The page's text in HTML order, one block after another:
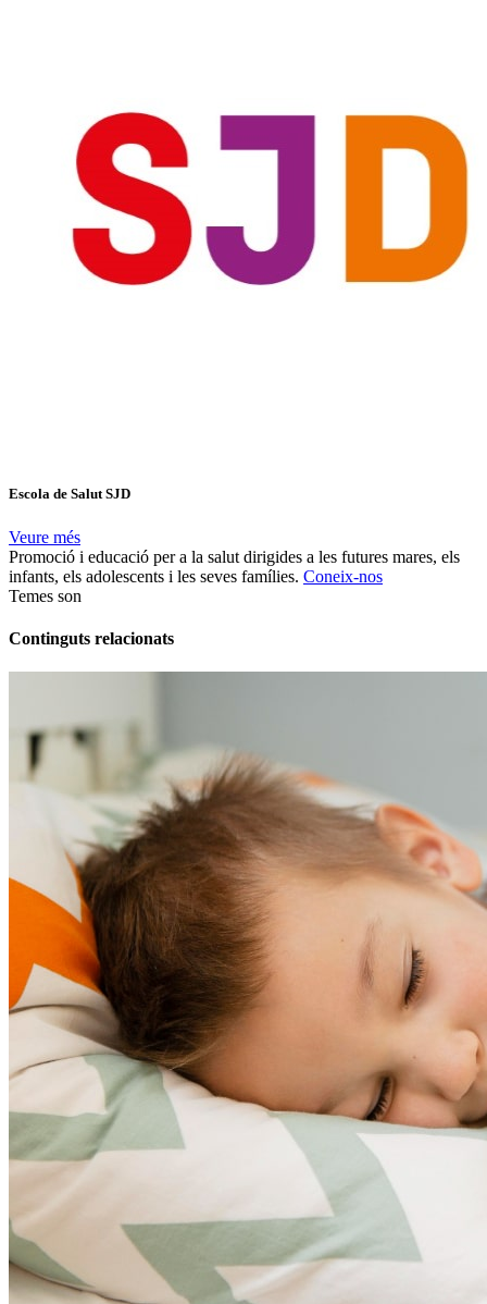
Escola de Salut SJD
Veure més
Promoció i educació per a la salut dirigides a les futures mares, els
infants, els adolescents i les seves famílies. Coneix-nos
Temes son
Continguts relacionats